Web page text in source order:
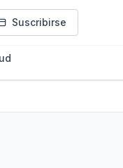
Suscribirse